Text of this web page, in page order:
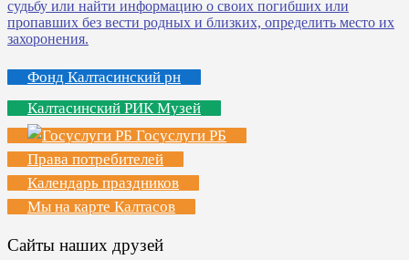
Фонд Калтасинский рн
Калтасинский РИК Музей
Госуслуги РБ
Права потребителей
Календарь праздников
Мы на карте Калтасов
Сайты наших друзей